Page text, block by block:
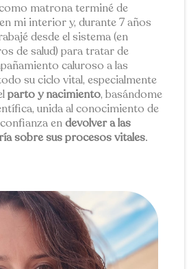
matrona terminé de
mi interior y, durante 7 años
desde el sistema (en
de salud) para tratar de
caluroso a las
su ciclo vital, especialmente
parto y nacimiento, basándome
unida al conocimiento de
endevolver a las
sobre sus procesos vitales.